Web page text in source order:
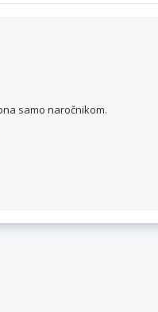
samo naročnikom.